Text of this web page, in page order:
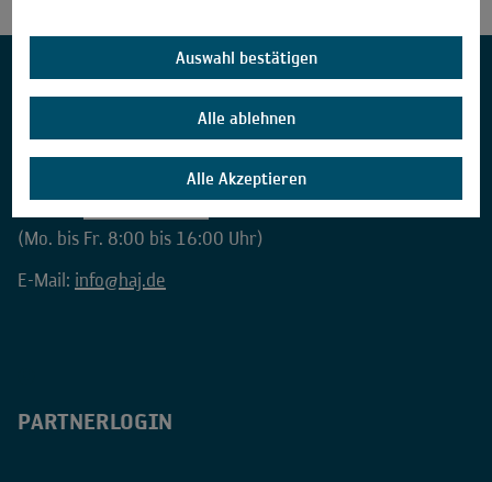
HANNOVER AIRPORT
Reiseangebote Flugtickets
(Mo. bis Fr. 8:00 bis 16:00 Uhr)
E-Mail: info@haj.de
PARTNERLOGIN
Auswahl bestätigen
Alle ablehnen
Alle Akzeptieren